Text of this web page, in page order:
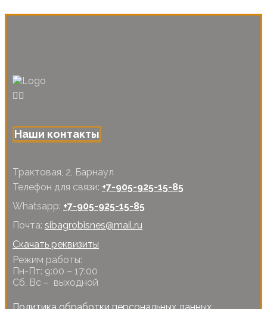
Наши контакты
Трактовая, 2, Барнаул
Телефон для связи: +7-905-925-15-85
Whatsapp: +7-905-925-15-85
Почта: sibagrobisnes@mail.ru
Скачать реквизиты
Режим работы:
Пн-Пт: 9:00 – 17:00
Сб, Вс – выходной